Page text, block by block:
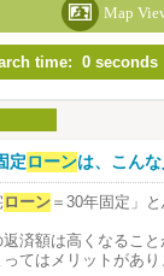
Map
time: 0 seconds
定ローンは、こんな
ローン ＝30年固定」
済額は高くなるこ
ってはメリットがあ